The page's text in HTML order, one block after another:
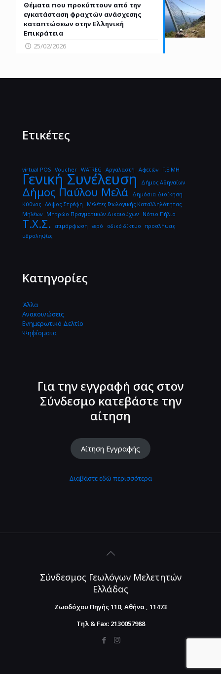
Θέματα που προκύπτουν από την
εγκατάσταση φραχτών ανάσχεσης
καταπτώσεων στην Ελληνική
Επικράτεια
25/02/2026
Ετικέτες
virtual POS Voucher WATREG Αργαλαστή Αφετών Γ.Ε.ΜΗ
Γενική Συνέλευση Δήμος Αθηναίων
Δήμος Παύλου Μελά
Δημόσια Διοίκηση
Κύθνος Λόφος Στρέφη
Μελέτες Γεωλογικής Καταλληλότητας
Μηλέων
Μητρώο Πραγματικών Δικαιούχων Νότιο Πήλιο
Τ.Χ.Σ. επιμόρφωση νερό οδικό δίκτυο
προσλήψεις
υδροληψίες
Κατηγορίες
Άλλα
Ανακοινώσεις
Ενημερωτικό Δελτίο
Ψηφίσματα
Για την εγγραφή σας στον
Σύνδεσμο κατεβάστε την
αίτηση
Αίτηση Εγγραφής
Διαβάστε εδώ περισσότερα
Σύνδεσμος Γεωλόγων Μελετητών
Ελλάδας
Ζωοδόχου Πηγής 110, Αθήνα , 11473
Τηλ & Fax: 2130057988